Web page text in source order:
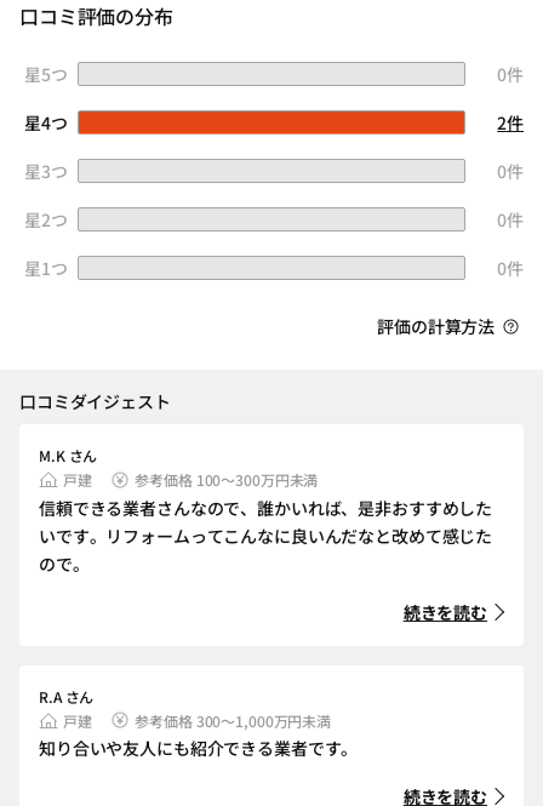
口コミ評価の分布
星5つ
0件
星4つ
2件
星3つ
0件
星2つ
0件
星1つ
0件
評価の計算方法
口コミダイジェスト
M.K さん
戸建
参考価格 100～300万円未満
信頼できる業者さんなので、誰かいれば、是非おすすめした
いです。リフォームってこんなに良いんだなと改めて感じた
ので。
続きを読む
R.A さん
戸建
参考価格 300～1,000万円未満
知り合いや友人にも紹介できる業者です。
続きを読む